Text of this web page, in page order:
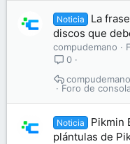
Noticia
La
discos que
compudemano
0
Foro de
compudemano
Noticia
Pikmin
plántulas de